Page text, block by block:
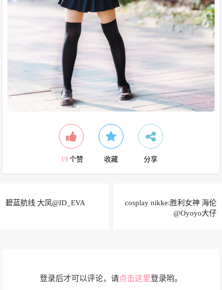
19 个赞 收藏 分享
碧蓝航线 大凤@ID_EVA
cosplay nikke:胜利女神 海伦
@Oyoyo大仔
登录后才可以评论，请点击这里登录哟。